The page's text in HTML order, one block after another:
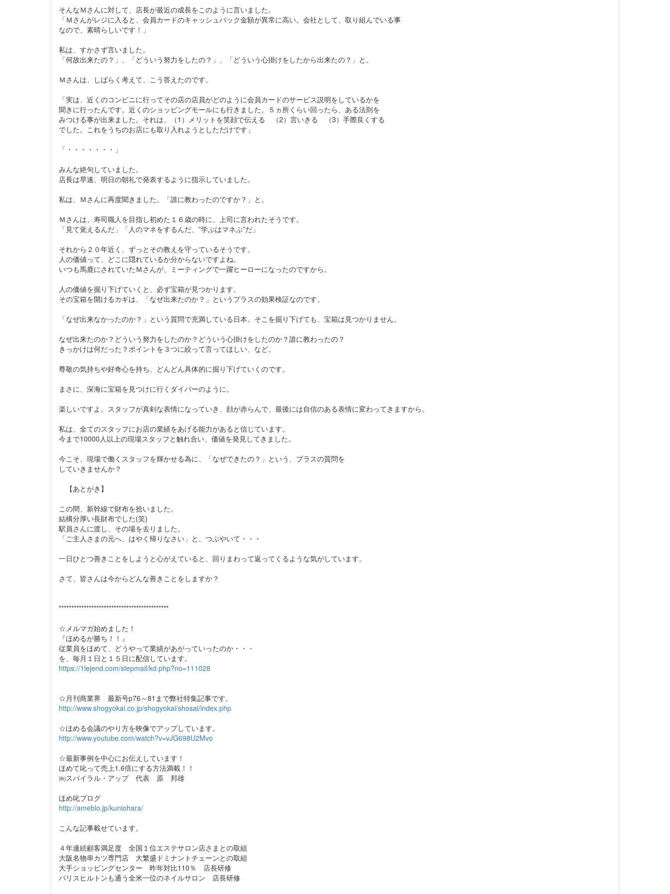
そんなＭさんに対して、店長が最近の成長をこのように言いました。
「Ｍさんがレジに入ると、会員カードのキャッシュバック金額が異常に高い。会社として、取り組んでいる事
なので、素晴らしいです！」
私は、すかさず言いました。
「何故出来たの？」、「どういう努力をしたの？」、「どういう心掛けをしたから出来たの？」と。
Ｍさんは、しばらく考えて、こう答えたのです。
「実は、近くのコンビニに行ってその店の店員がどのように会員カードのサービス説明をしているかを
聞きに行ったんです。近くのショッピングモールにも行きました。５ヵ所くらい回ったら、ある法則を
みつける事が出来ました。それは、（1）メリットを笑顔で伝える （2）言いきる （3）手際良くする
でした。これをうちのお店にも取り入れようとしただけです」
「・・・・・・・」
みんな絶句していました。
店長は早速、明日の朝礼で発表するように指示していました。
私は、Ｍさんに再度聞きました。「誰に教わったのですか？」と。
Ｍさんは、寿司職人を目指し初めた１６歳の時に、上司に言われたそうです。
「見て覚えるんだ」「人のマネをするんだ、”学ぶはマネぶ”だ」
それから２０年近く、ずっとその教えを守っているそうです。
人の価値って、どこに隠れているか分からないですよね。
いつも馬鹿にされていたＭさんが、ミーティングで一躍ヒーローになったのですから。
人の価値を掘り下げていくと、必ず宝箱が見つかります。
その宝箱を開けるカギは、「なぜ出来たのか？」というプラスの効果検証なのです。
「なぜ出来なかったのか？」という質問で充満している日本。そこを掘り下げても、宝箱は見つかりません。
なぜ出来たのか？どういう努力をしたのか？どういう心掛けをしたのか？誰に教わったの？
きっかけは何だった？ポイントを３つに絞って言ってほしい、など。
尊敬の気持ちや好奇心を持ち、どんどん具体的に掘り下げていくのです。
まさに、深海に宝箱を見つけに行くダイバーのように。
楽しいですよ。スタッフが真剣な表情になっていき、顔が赤らんで、最後には自信のある表情に変わってきますから。
私は、全てのスタッフにお店の業績をあげる能力があると信じています。
今まで10000人以上の現場スタッフと触れ合い、価値を発見してきました。
今こそ、現場で働くスタッフを輝かせる為に、「なぜできたの？」という、プラスの質問を
していきませんか？
【あとがき】
この間、新幹線で財布を拾いました。
結構分厚い長財布でした(笑)
駅員さんに渡し、その場を去りました。
「ご主人さまの元へ、はやく帰りなさい」と、つぶやいて・・・
一日ひとつ善きことをしようと心がえていると、回りまわって返ってくるような気がしています。
さて、皆さんは今からどんな善きことをしますか？
********************************************
☆メルマガ始めました！
『ほめるが勝ち！！』
従業員をほめて、どうやって業績があがっていったのか・・・
を、毎月１日と１５日に配信しています。
https://1lejend.com/stepmail/kd.php?no=111028
☆月刊商業界 最新号p76～81まで弊社特集記事です。
http://www.shogyokai.co.jp/shogyokai/shosai/index.php
☆ほめる会議のやり方を映像でアップしています。
http://www.youtube.com/watch?v=vJG698U2Mvo
☆最新事例を中心にお伝えしています！
ほめて叱って売上1.6倍にする方法満載！！
㈱スパイラル・アップ 代表 原 邦雄
ほめ叱ブログ
http://ameblo.jp/kuniohara/
こんな記事載せています。
４年連続顧客満足度 全国１位エステサロン店さまとの取組
大阪名物串カツ専門店 大繁盛ドミナントチェーンとの取組
大手ショッピングセンター 昨年対比110％ 店長研修
パリスヒルトンも通う全米一位のネイルサロン 店長研修